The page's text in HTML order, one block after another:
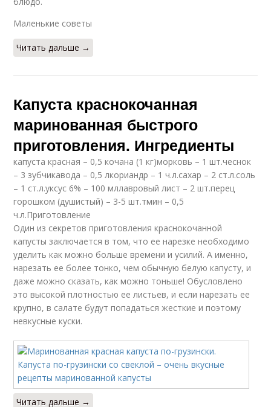
Маленькие советы
Читать дальше →
Капуста краснокочанная
маринованная быстрого
приготовления. Ингредиенты
капуста красная – 0,5 кочана (1 кг)морковь – 1 шт.чеснок
– 3 зубчикавода – 0,5 лкориандр – 1 ч.л.сахар – 2 ст.л.соль
– 1 ст.л.уксус 6% – 100 мллавровый лист – 2 шт.перец
горошком (душистый) – 3-5 шт.тмин – 0,5
ч.л.Приготовление
Один из секретов приготовления краснокочанной
капусты заключается в том, что ее нарезке необходимо
уделить как можно больше времени и усилий. А именно,
нарезать ее более тонко, чем обычную белую капусту, и
даже можно сказать, как можно тоньше! Обусловлено
это высокой плотностью ее листьев, и если нарезать ее
крупно, в салате будут попадаться жесткие и поэтому
невкусные куски.
Читать дальше →